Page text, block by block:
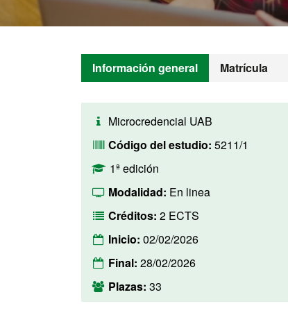
Información general Matrícula
Microcredencial UAB
Código del estudio: 5211/1
1ª edición
Modalidad: En linea
Créditos: 2 ECTS
Inicio: 02/02/2026
Final: 28/02/2026
Plazas: 33